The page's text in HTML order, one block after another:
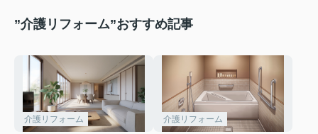
”介護リフォーム”おすすめ記事
介護リフォーム 介護リフォーム